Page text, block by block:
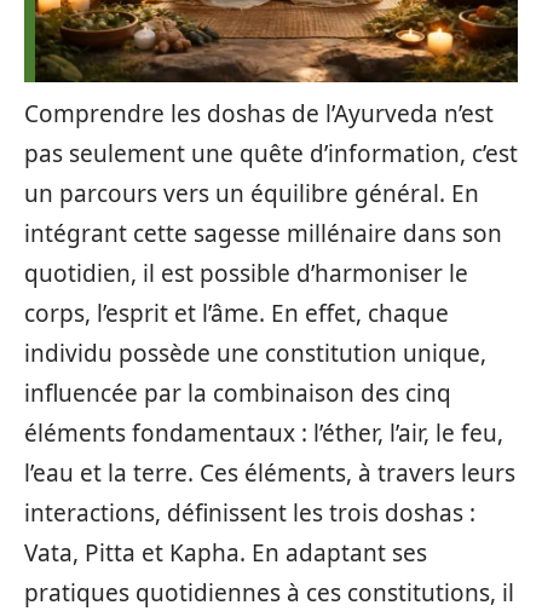
Comprendre les doshas de l’Ayurveda n’est
pas seulement une quête d’information, c’est
un parcours vers un équilibre général. En
intégrant cette sagesse millénaire dans son
quotidien, il est possible d’harmoniser le
corps, l’esprit et l’âme. En effet, chaque
individu possède une constitution unique,
influencée par la combinaison des cinq
éléments fondamentaux : l’éther, l’air, le feu,
l’eau et la terre. Ces éléments, à travers leurs
interactions, définissent les trois doshas :
Vata, Pitta et Kapha. En adaptant ses
pratiques quotidiennes à ces constitutions, il